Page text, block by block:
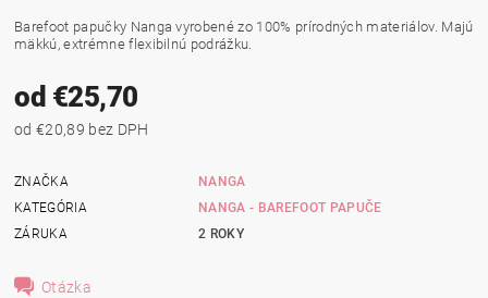
Barefoot papučky Nanga vyrobené zo 100% prírodných materiálov. Majú
mäkkú, extrémne flexibilnú podrážku.
od €25,70
od €20,89 bez DPH
ZNAČKA
NANGA
KATEGÓRIA
NANGA - BAREFOOT PAPUČE
ZÁRUKA
2 ROKY
Otázka